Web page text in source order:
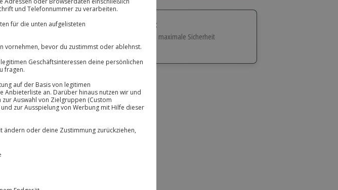
Immer das richtige Geschenk:
Große Auswahl, volle Flexibilität und maximale Sicherheit
Große Auswahl
Volle Flexibilität
Jeder Gutschein für alle Erlebnisse einlösbar.
Maximale Sicherheit